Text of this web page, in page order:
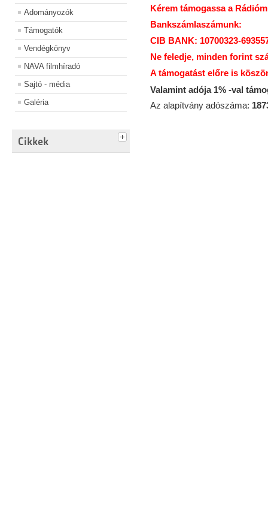
Adományozók
Támogatók
Vendégkönyv
NAVA filmhíradó
Sajtó - média
Galéria
Cikkek
Kérem támogassa a
Bankszámlaszámunk:
CIB BANK: 10700323-
Ne feledje, minden forint
A támogatást előre is
Valamint adója 1% -val
Az alapítvány adószáma: